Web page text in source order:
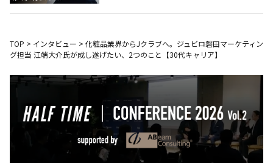
TOP > インタビュー > 化粧品業界からJクラブへ。ジュビロ磐田マーケティン
グ担当 江端大介氏が成し遂げたい、2つのこと【30代キャリア】